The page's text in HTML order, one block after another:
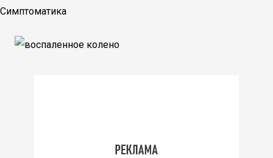
Симптоматика